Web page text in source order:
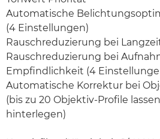
Automatische
(4 Einstellungen)
Rauschreduzierung bei
Rauschreduzierung bei
Empfindlichkeit (4
Automatische Korrektur bei
(bis zu 20 Objektiv-Profile
hinterlegen)